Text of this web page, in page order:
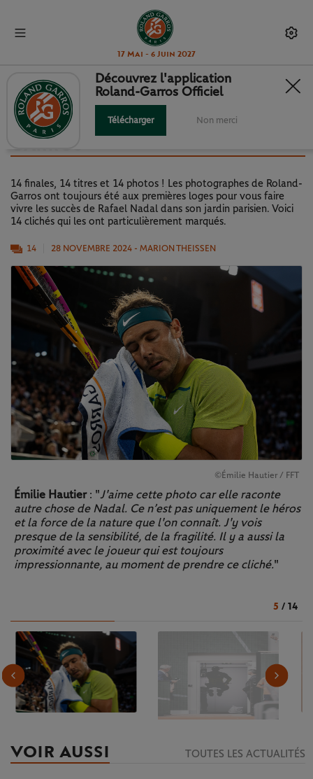
17 Mai - 6 Juin 2027
RAFAEL NADAL VU PAR LES
PHOTOGRAPHES DE ROLAND-
GARROS
14 finales, 14 titres et 14 photos ! Les photographes de Roland-
Garros ont toujours été aux premières loges pour vous faire
vivre les succès de Rafael Nadal dans son jardin parisien. Voici
14 clichés qui les ont particulièrement marqués.
14 28 NOVEMBRE 2024 - MARION THEISSEN
©Émilie Hautier / FFT
Émilie Hautier : "J'aime cette photo car elle raconte
autre chose de Nadal. Ce n’est pas uniquement le héros
et la force de la nature que l'on connaît. J'y vois
presque de la sensibilité, de la fragilité. Il y a aussi la
proximité avec le joueur qui est toujours
impressionnante, au moment de prendre ce cliché."
5 / 14
VOIR AUSSI TOUTES LES ACTUALITÉS
Découvrez l'application
Roland-Garros Officiel
Télécharger Non merci